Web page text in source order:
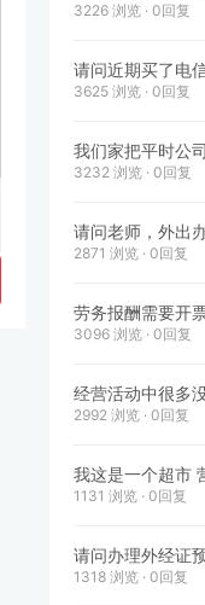
3226 浏览 · 0回复
请问近期买了电
3625 浏览 · 0回复
我们家把平时公
3232 浏览 · 0回复
请问老师，外出
2871 浏览 · 0回复
劳务报酬需要开
3096 浏览 · 0回复
经营活动中很多
2992 浏览 · 0回复
我这是一个超市
1131 浏览 · 0回复
请问办理外经证
1318 浏览 · 0回复